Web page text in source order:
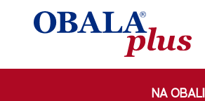
NA OBALI